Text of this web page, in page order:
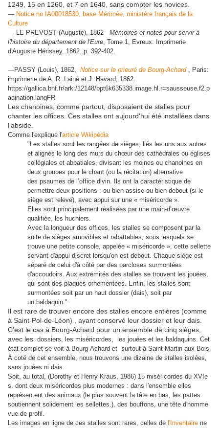
1249, 15 en 1260, et 7 en 1640, sans compter les novices.
— Notice no IA00018530, base Mérimée, ministère français de la
Culture
— LE PREVOST (Auguste), 1862 Mémoires et notes pour servir à
l'histoire du département de l'Eure, Tome 1, Evreux: Imprimerie
d'Auguste Hérissey, 1862. p. 392-402.
—PASSY (Louis), 1862, Notice sur le prieuré de Bourg-Achard , Paris:
imprimerie de A. R. Lainé et J. Havard, 1862.
https://gallica.bnf.fr/ark:/12148/bpt6k635338.image.hl.r=sausseuse.f2.p
agination.langFR
Les chanoines, comme partout, disposaient de stalles pour
chanter les offices. Ces stalles ont aujourd'hui été installées dans
l'abside.
Comme l'explique l'article Wikipédia
"Les stalles sont les rangées de sièges, liés les uns aux autres
et alignés le long des murs du chœur des cathédrales ou églises
collégiales et abbatiales, divisant les moines ou chanoines en
deux groupes pour le chant (ou la récitation) alternative
des psaumes de l’office divin. Ils ont la caractéristique de
permettre deux positions : ou bien assise ou bien debout (si le
siège est relevé), avec appui sur une « miséricorde ».
Elles sont principalement réalisées par une main-d’œuvre
qualifiée, les huchiers.
Avec la longueur des offices, les stalles se composent par la
suite de sièges amovibles et rabattables, sous lesquels se
trouve une petite console, appelée « miséricorde », cette sellette
servant d'appui discret lorsqu'on est debout. Chaque siège est
séparé de celui d'à côté par des parcloses surmontées
d'accoudoirs. Aux extrémités des stalles se trouvent les jouées,
qui sont des plaques ornementées. Enfin, les stalles sont
surmontées soit par un haut dossier (dais), soit par
un baldaquin."
Il est rare de trouver encore des stalles encore entières (comme
à Saint-Pol-de-Léon) , ayant conservé leur dossier et leur dais.
C'est le cas à Bourg-Achard pour un ensemble de cinq sièges,
avec les dossiers, les miséricordes, les jouées et les baldaquins. Cet
état complet se voit à Bourg-Achard et surtout à Saint-Martin-aux-Bois.
À coté de cet ensemble, nous trouvons une dizaine de stalles isolées,
sans jouées ni dais.
Soit, au total, (Dorothy et Henry Kraus, 1986) 15 miséricordes du XVIe
s. dont deux miséricordes plus modernes : dans l'ensemble elles
représentent des animaux (le plus souvent la tête en bas, les pattes
soutiennent solidement les sellettes.), des bouffons, une tête d'homme
vue de profil.
Les images en ligne de ces stalles sont rares, celles de l'Inventaire ne